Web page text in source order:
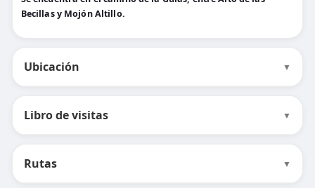
Becillas y Mojón Altillo.
Ubicación ▼
Libro de visitas ▼
Rutas ▼